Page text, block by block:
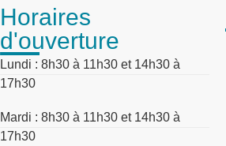
Horaires
d'ouverture
Lundi : 8h30 à 11h30 et 14h30 à
17h30
Mardi : 8h30 à 11h30 et 14h30 à
17h30